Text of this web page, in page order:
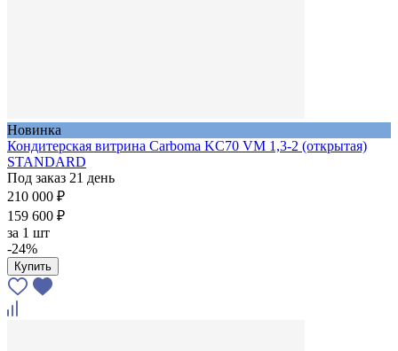
Новинка
Кондитерская витрина Carboma KC70 VM 1,3-2 (открытая)
STANDARD
Под заказ 21 день
210 000 ₽
159 600 ₽
за 1 шт
-24%
Купить